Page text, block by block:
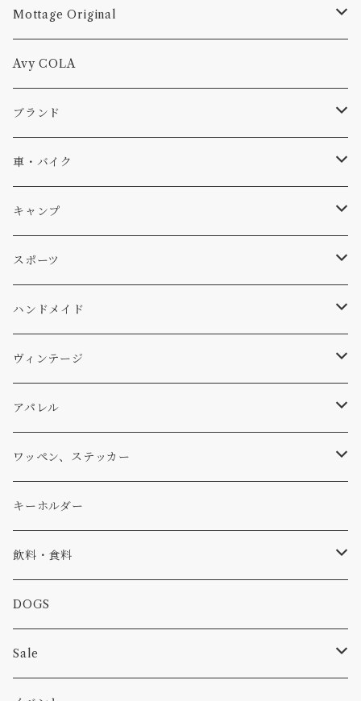
Mottage Original
Tシャツ
キャップ、ニット
ソックス
雑貨
ステッカー
バッグ
パンツ
パーカー・トレーナー
アウター
コラボ
食品
Avy COLA
ブランド
Db
サーフ
スキー
A-Frame
DOGS
WEAR
Four My Self
Ten
アメリカ軍払い下げ
...mura
車・バイク
車外
マット、シート
エアフレッシュナー
小物
ヘルメット
キャンプ
ファニチャー
キッチン
スリーピング
小物
コーヒー
焚き火
スポーツ
サーフ
スキー
ハンドメイド
ステッカー
ワッペン
小物
ヴィンテージ
ワッペン
ステッカー
小物
バイク
カー
アパレル
Tシャツ
キャップ、ニット
バッグ
小物
パンツ
ワッペン、ステッカー
ワッペン
ステッカー
ピン
キーホルダー
飲料・食料
コーヒー
食べ物
DOGS
Sale